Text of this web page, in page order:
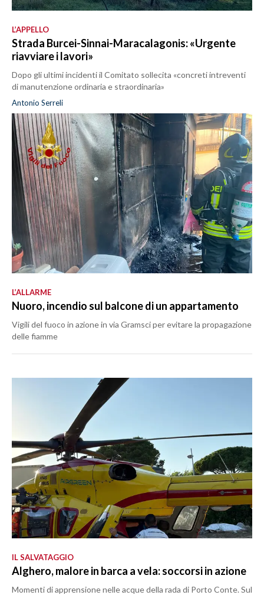
L’APPELLO
Strada Burcei-Sinnai-Maracalagonis: «Urgente
riavviare i lavori»
Dopo gli ultimi incidenti il Comitato sollecita «concreti intreventi
di manutenzione ordinaria e straordinaria»
Antonio Serreli
L’ALLARME
Nuoro, incendio sul balcone di un appartamento
Vigili del fuoco in azione in via Gramsci per evitare la propagazione
delle fiamme
IL SALVATAGGIO
Alghero, malore in barca a vela: soccorsi in azione
Momenti di apprensione nelle acque della rada di Porto Conte. Sul